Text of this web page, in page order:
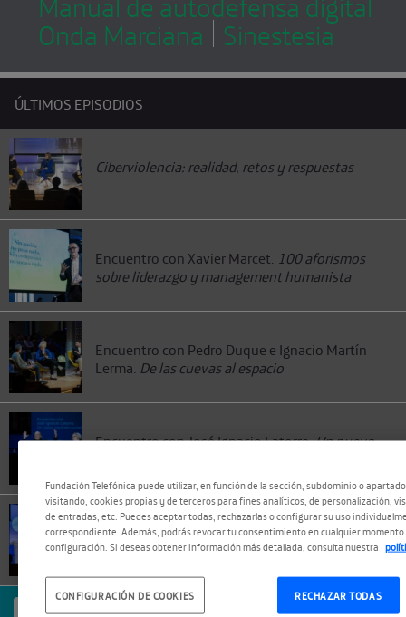
TELEFÓNICA
Onda Marciana Sinestesia
ÚLTIMOS EPISODIOS
Ciberviolencia: realidad, retos y respuestas
Encuentro con Xavier Marcet. 100 aforismos
sobre liderazgo y management humanista
Encuentro con Pedro Duque e Ignacio Martín
Lerma. De las cuevas al espacio
Encuentro con José Ignacio Latorre.Un nuevo
Tech & Society. Iyad Rahwan
SUSCRÍBETE
Fundación Telefónica puede utilizar, en función de la sección, subdominio o
visitando, cookies propias y de terceros para fines analíticos, de personalización,
de entradas, etc. Puedes aceptar todas, rechazarlas o configurar su uso
correspondiente. Además, podrás revocar tu consentimiento en cualquier momento
configuración. Si deseas obtener información más detallada, consulta nuestra
RECHAZAR TODAS
CONFIGURACIÓN DE COOKIES